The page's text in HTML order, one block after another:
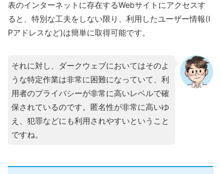
表のインターネットに存在するWebサイトにアクセスす
ると、特別な工夫をしない限り、利用したユーザー情報(I
Pアドレスなど)は簡単に取得可能です。
それに対し、ダークウェブにおいてはそのよ
うな特定作業は非常に困難になっていて、利
用者のプライバシーが非常に高いレベルで確
保されているのです。匿名性が非常に高いゆ
え、犯罪などにも利用されやすいということ
ですね。